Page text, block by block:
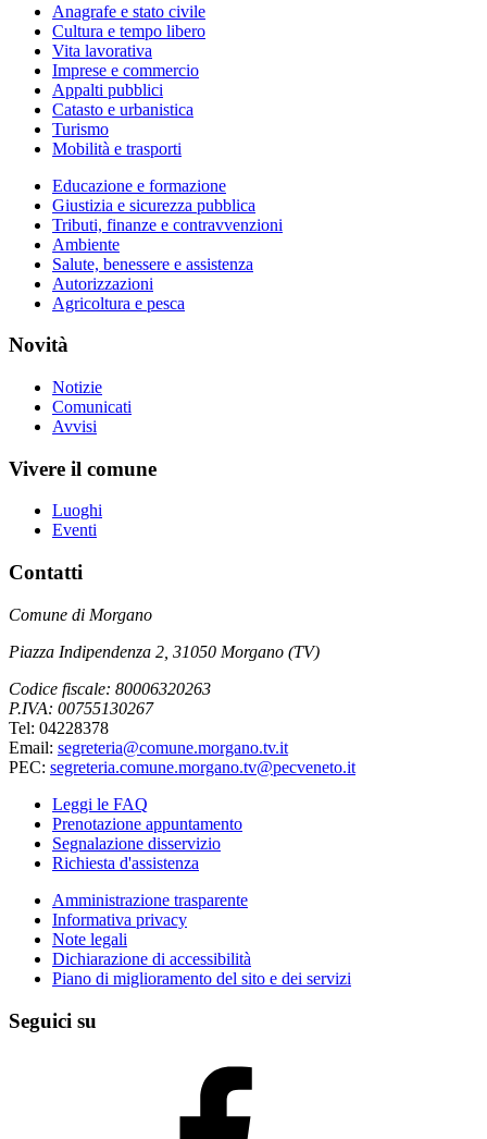
Anagrafe e stato civile
Cultura e tempo libero
Vita lavorativa
Imprese e commercio
Appalti pubblici
Catasto e urbanistica
Turismo
Mobilità e trasporti
Educazione e formazione
Giustizia e sicurezza pubblica
Tributi, finanze e contravvenzioni
Ambiente
Salute, benessere e assistenza
Autorizzazioni
Agricoltura e pesca
Novità
Notizie
Comunicati
Avvisi
Vivere il comune
Luoghi
Eventi
Contatti
Comune di Morgano
Piazza Indipendenza 2, 31050 Morgano (TV)
Codice fiscale: 80006320263
P.IVA: 00755130267
Tel: 04228378
Email: segreteria@comune.morgano.tv.it
PEC: segreteria.comune.morgano.tv@pecveneto.it
Leggi le FAQ
Prenotazione appuntamento
Segnalazione disservizio
Richiesta d'assistenza
Amministrazione trasparente
Informativa privacy
Note legali
Dichiarazione di accessibilità
Piano di miglioramento del sito e dei servizi
Seguici su